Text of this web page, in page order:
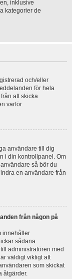
inklusive
kategorier de
och/eller
för hela
att skicka
varför.
användare till dig
i din kontrollpanel. Om
så bör du
en användare från
från någon på
innehåller
sådana
administratören med
väldigt viktigt att
som skickat
åtgärder.